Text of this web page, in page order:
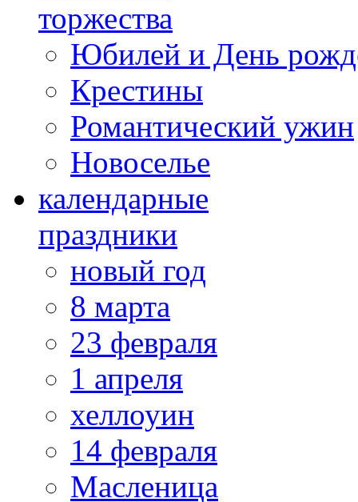
торжества
Юбилей и День
Крестины
Романтический ужин
Новоселье
календарные
праздники
новый год
8 марта
23 февраля
1 апреля
хеллоуин
14 февраля
Масленица